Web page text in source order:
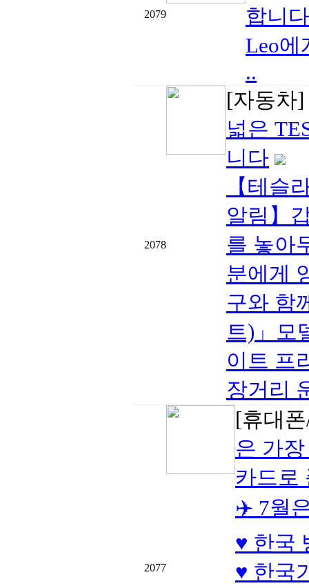
2079
합니
Leo
..
2078
[자동차]
넓은
니다
【테슬
알림】
를 놓아
분에게
구와 함
트)」모
이트 프
장거리
2077
[휴대
은 가
카드로
✈️ 7월
♥ 한국
♥ 한국